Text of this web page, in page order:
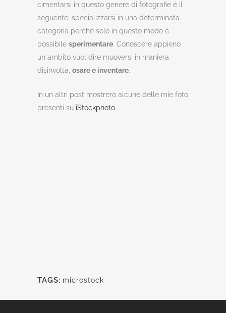
cimentarsi in questo genere di fotografie è il
seguente: specializzarsi in una determinata
categoria perchè solo in questo modo è
possibile sperimentare. Conoscere appieno
un ambito vuol dire muoversi in maniera
disinvolta, osare e inventare.
In un altri post mostrerò alcune delle mie foto
presenti su iStockphoto.
TAGS: microstock